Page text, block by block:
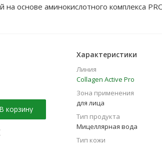
на основе аминокислотного комплекса
макияжа и загрязнений, придает ей
В корзину
Характеристики
Линия
Collagen Active Pro
Зона применения
для лица
Тип продукта
Мицеллярная вода
Тип кожи